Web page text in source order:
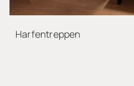
Harfentreppen